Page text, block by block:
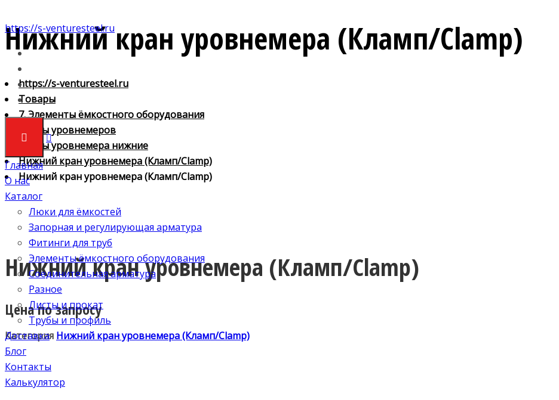
https://s-venturesteel.ru
Главная
О нас
Каталог
Люки для ёмкостей
Запорная и регулирующая арматура
Фитинги для труб
Элементы ёмкостного оборудования
Соединительная арматура
Разное
Листы и прокат
Трубы и профиль
Доставка
Блог
Контакты
Калькулятор
Нижний кран уровнемера (Кламп/Clamp)
https://s-venturesteel.ru
Товары
7. Элементы ёмкостного оборудования
Краны уровнемеров
Краны уровнемера нижние
Нижний кран уровнемера (Кламп/Clamp)
Нижний кран уровнемера (Кламп/Clamp)
Нижний кран уровнемера (Кламп/Clamp)
Цена по запросу
Категория Нижний кран уровнемера (Кламп/Clamp)